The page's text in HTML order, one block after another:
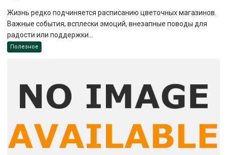
Жизнь редко подчиняется расписанию цветочных магазинов.
Важные события, всплески эмоций, внезапные поводы для
радости или поддержки...
Полезное